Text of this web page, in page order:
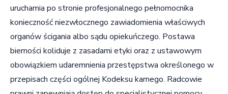
uruchamia po stronie profesjonalnego pełnomocnika
konieczność niezwłocznego zawiadomienia właściwych
organów ścigania albo sądu opiekuńczego. Postawa
bierności koliduje z zasadami etyki oraz z ustawowym
obowiązkiem udaremnienia przestępstwa określonego w
przepisach części ogólnej Kodeksu karnego. Radcowie